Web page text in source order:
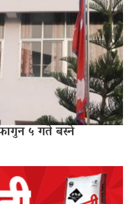
५ गते बस्ने